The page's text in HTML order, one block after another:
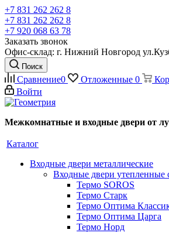
+7 831 262 262 8
+7 831 262 262 8
+7 920 068 63 78
Заказать звонок
Офис-склад: г. Нижний Новгород
Поиск
Сравнение0 Отложенные 0
Войти
Межкомнатные и входные двери от
Каталог
Входные двери металлические
Входные двери утепленные
Термо SOROS
Термо Старк
Термо Оптима
Термо Оптима Царга
Термо Норд